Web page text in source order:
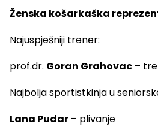
Ženska košarkaška
Najuspješniji trener:
prof.dr. Goran Grahovac –
Najbolja sportistkinja u
Lana Pudar – plivanje